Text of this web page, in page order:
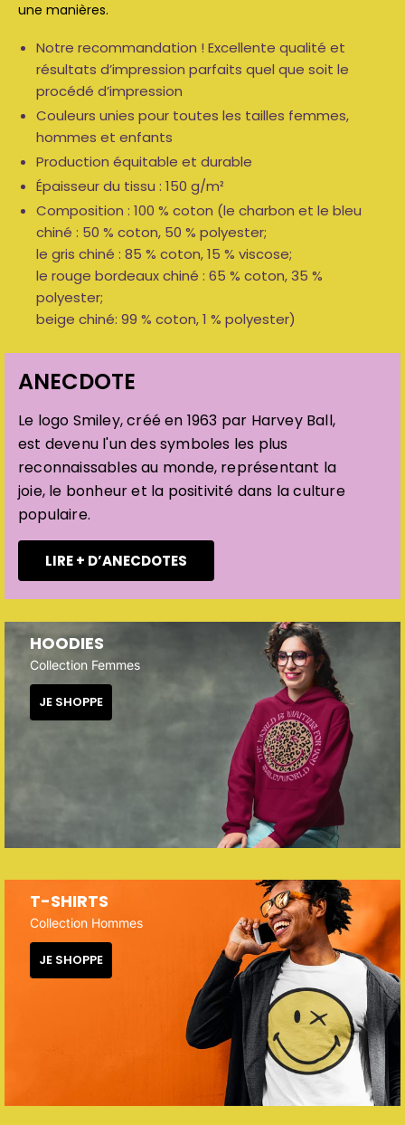
une manières.
Notre recommandation ! Excellente qualité et
résultats d’impression parfaits quel que soit le
procédé d’impression
Couleurs unies pour toutes les tailles femmes,
hommes et enfants
Production équitable et durable
Épaisseur du tissu : 150 g/m²
Composition : 100 % coton (le charbon et le bleu
chiné : 50 % coton, 50 % polyester;
le gris chiné : 85 % coton, 15 % viscose;
le rouge bordeaux chiné : 65 % coton, 35 %
polyester;
beige chiné: 99 % coton, 1 % polyester)
ANECDOTE
Le logo Smiley, créé en 1963 par Harvey Ball,
est devenu l'un des symboles les plus
reconnaissables au monde, représentant la
joie, le bonheur et la positivité dans la culture
populaire.
LIRE + D’ANECDOTES
HOODIES
Collection Femmes
JE SHOPPE
T-SHIRTS
Collection Hommes
JE SHOPPE